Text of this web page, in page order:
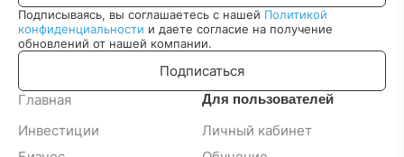
Подписаться
Подписываясь, вы соглашаетесь с нашей Политикой
конфиденциальности и даете согласие на получение
обновлений от нашей компании.
Главная Для пользователей
Инвестиции
Личный кабинет